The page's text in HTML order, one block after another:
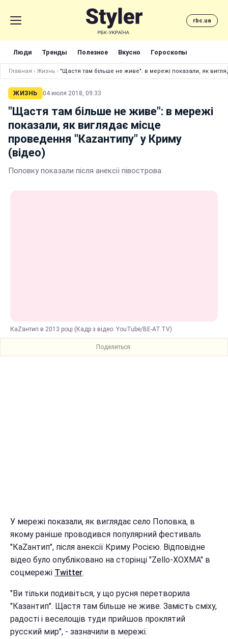
rbc.ua
Люди Тренды Полезное Вкусно Гороскопы
Главная › Жизнь › "Щастя там більше не живе": в мережі показали, як
ЖИЗНЬ 04 июля 2018, 09:33
"Щастя там більше не живе": в мережі
показали, як виглядає місце
проведення "Каzантипу" у Криму
(відео)
Поповку показали після анексії півострова
КаZантип в 2013 році (Кадр з відео: YouTube/BE-AT.TV)
Поделиться:
У мережі показали, як виглядає село Поповка, в
якому раніше проводився популярний фестиваль
"КаZантип", після анексії Криму Росією. Відповідне
відео було опубліковано на сторінці "Zello-XOXMA" в
соцмережі Twitter.
"Ви тільки подивіться, у що русня перетворила
"Казантип". Щастя там більше не живе. Замість сміху,
радості і веселощів туди прийшов проклятий
русский мир", - зазначили в мережі.